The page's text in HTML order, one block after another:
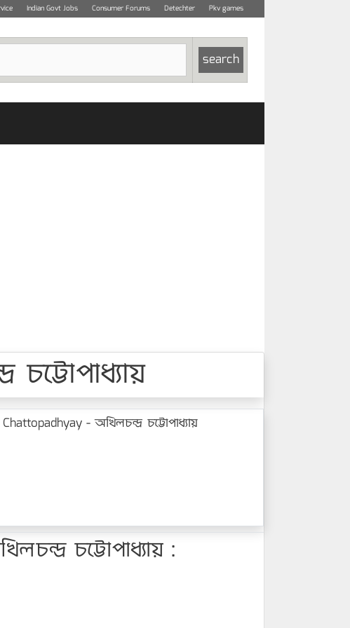
Indian Govt Jobs Consumer Forums Detechter Pkv games
- অখিলচন্দ্র চট্টোপাধ্যায়
চট্টোপাধ্যায় :